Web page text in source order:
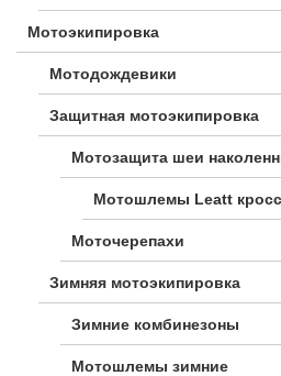
Мотоэкипировка
Мотодождевики
Защитная мотоэкипировка
Мотозащита шеи
Мотошлемы Leatt
Моточерепахи
Зимняя мотоэкипировка
Зимние комбинезоны
Мотошлемы зимние